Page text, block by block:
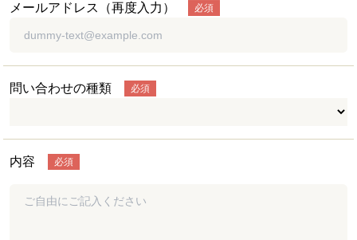
メールアドレス（再度入力） 必須
問い合わせの種類 必須
内容 必須